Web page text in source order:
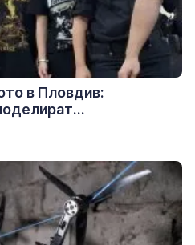
в Пловдив: